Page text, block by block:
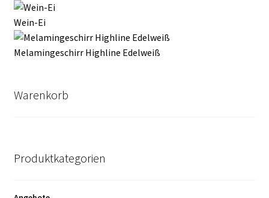
Wein-Ei
Melamingeschirr Highline Edelweiß
Warenkorb
Produktkategorien